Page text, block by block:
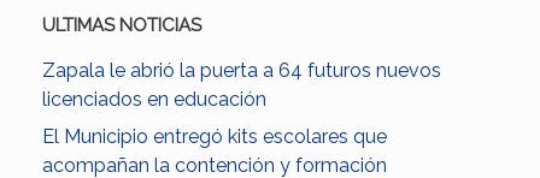
ULTIMAS NOTICIAS
Zapala le abrió la puerta a 64 futuros nuevos
licenciados en educación
El Municipio entregó kits escolares que
acompañan la contención y formación